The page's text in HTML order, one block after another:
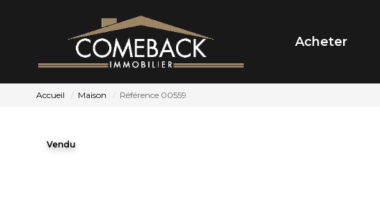
Acheter
Accueil Maison Référence 00559
Vendu